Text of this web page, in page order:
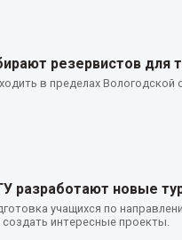
резервистов для
в пределах
разработают новые
учащихся по
создать интересные проекты.